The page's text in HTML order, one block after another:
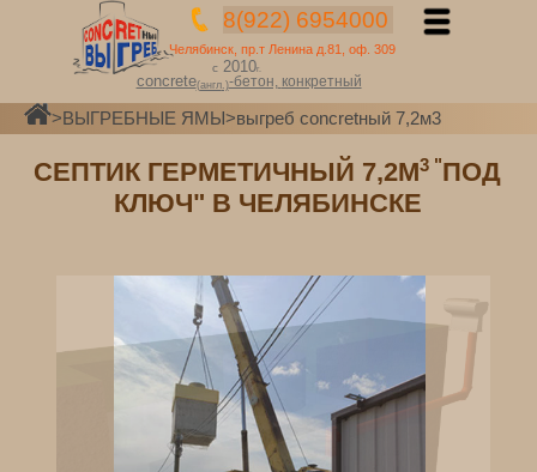
Челябинск, пр.т Ленина д.81, оф. 309
с 2010г.
concrete(англ.)-бетон, конкретный
>ВЫГРЕБНЫЕ ЯМЫ>выгреб сoncretный 7,2м3
СЕПТИК ГЕРМЕТИЧНЫЙ 7,2М3 "ПОД
КЛЮЧ" В ЧЕЛЯБИНСКЕ
8(922) 6954000